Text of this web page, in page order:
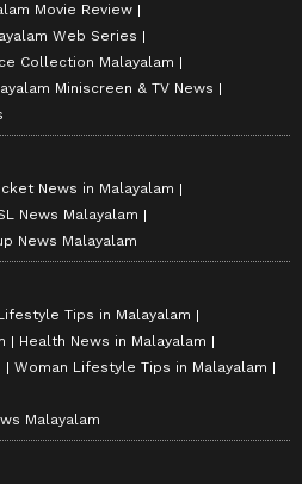
Movie Review
Web Series
Collection Malayalam
Miniscreen & TV News
News in Malayalam
News Malayalam
News Malayalam
Tips in Malayalam
Health News in Malayalam
Woman Lifestyle Tips in Malayalam
Malayalam